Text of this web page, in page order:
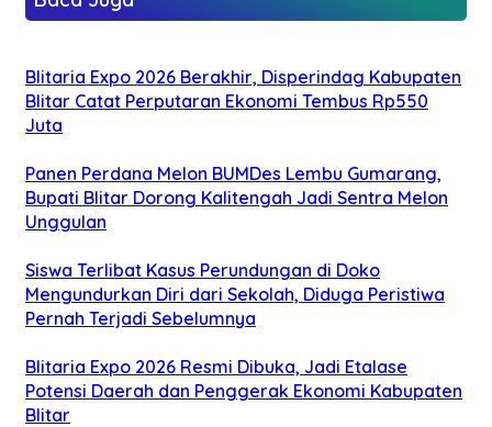
Blitaria Expo 2026 Berakhir, Disperindag Kabupaten
Blitar Catat Perputaran Ekonomi Tembus Rp550
Juta
Panen Perdana Melon BUMDes Lembu Gumarang,
Bupati Blitar Dorong Kalitengah Jadi Sentra Melon
Unggulan
Siswa Terlibat Kasus Perundungan di Doko
Mengundurkan Diri dari Sekolah, Diduga Peristiwa
Pernah Terjadi Sebelumnya
Blitaria Expo 2026 Resmi Dibuka, Jadi Etalase
Potensi Daerah dan Penggerak Ekonomi Kabupaten
Blitar